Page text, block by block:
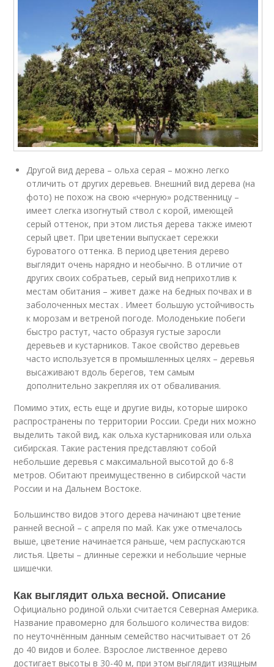
Другой вид дерева – ольха серая – можно легко
отличить от других деревьев. Внешний вид дерева (на
фото) не похож на свою «черную» родственницу –
имеет слегка изогнутый ствол с корой, имеющей
серый оттенок, при этом листья дерева также имеют
серый цвет. При цветении выпускает сережки
буроватого оттенка. В период цветения дерево
выглядит очень нарядно и необычно. В отличие от
других своих собратьев, серый вид неприхотлив к
местам обитания – живет даже на бедных почвах и в
заболоченных местах . Имеет большую устойчивость
к морозам и ветреной погоде. Молоденькие побеги
быстро растут, часто образуя густые заросли
деревьев и кустарников. Такое свойство деревьев
часто используется в промышленных целях – деревья
высаживают вдоль берегов, тем самым
дополнительно закрепляя их от обваливания.
Помимо этих, есть еще и другие виды, которые широко
распространены по территории России. Среди них можно
выделить такой вид, как ольха кустарниковая или ольха
сибирская. Такие растения представляют собой
небольшие деревья с максимальной высотой до 6-8
метров. Обитают преимущественно в сибирской части
России и на Дальнем Востоке.
Большинство видов этого дерева начинают цветение
ранней весной – с апреля по май. Как уже отмечалось
выше, цветение начинается раньше, чем распускаются
листья. Цветы – длинные сережки и небольшие черные
шишечки.
Как выглядит ольха весной. Описание
Официально родиной ольхи считается Северная Америка.
Название правомерно для большого количества видов:
по неуточнённым данным семейство насчитывает от 26
до 40 видов и более. Взрослое лиственное дерево
достигает высоты в 30-40 м, при этом выглядит изящным